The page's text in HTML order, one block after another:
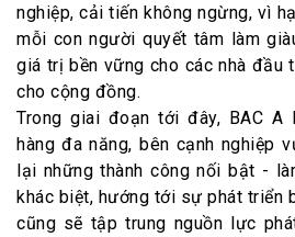
nghiệp, cải tiến không ngừng, vì
mỗi con người quyết tâm làm
giá trị bền vững cho các nhà đầu
cho cộng đồng.
Trong giai đoạn tới đây, BAC A
hàng đa năng, bên cạnh nghiệp
lại những thành công nối bật -
khác biệt, hướng tới sự phát triển
cũng sẽ tập trung nguồn lực